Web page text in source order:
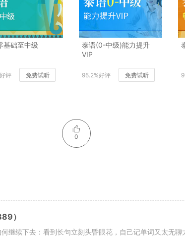
基础至中级
评 免费试听
泰语(0-中级)能力提升
VIP
95.2%好评 免费试听
0
）
继续下去：看到长句立刻头昏眼花，自己记单词又太无